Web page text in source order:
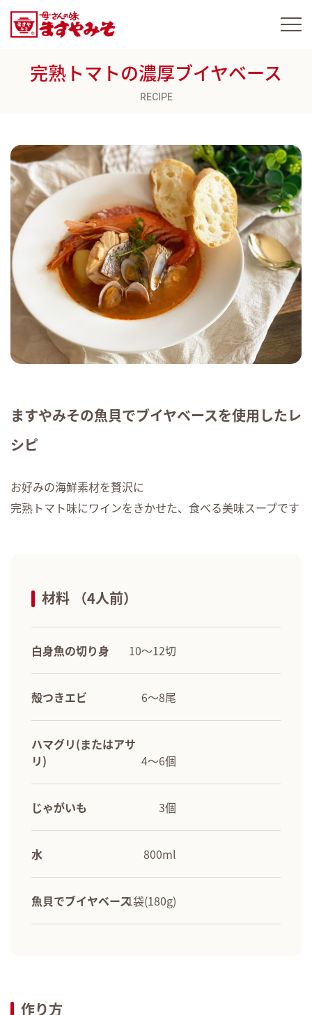
完熟トマトの濃厚ブイヤベース
RECIPE
ますやみその魚貝でブイヤベースを使用したレ
シピ
お好みの海鮮素材を贅沢に
完熟トマト味にワインをきかせた、食べる美味スープです
材料 （4人前）
白身魚の切り身 10～12切
殻つきエビ 6～8尾
ハマグリ(またはアサ
リ)
4～6個
じゃがいも 3個
水 800ml
魚貝でブイヤベース1袋(180g)
作り方